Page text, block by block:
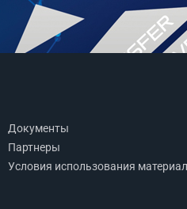
Документы
Партнеры
Условия использования